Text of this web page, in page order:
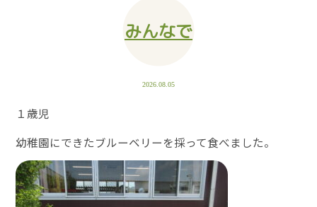
みんなで
2026.08.05
１歳児
幼稚園にできたブルーベリーを採って食べました。